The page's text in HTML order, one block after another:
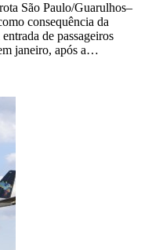
São Paulo/Guarulhos–
consequência da
de passageiros
janeiro, após a…